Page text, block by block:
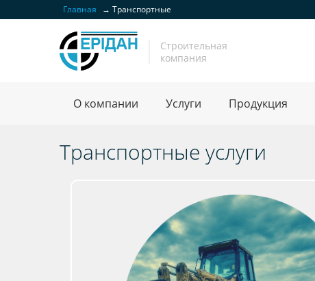
Главная → Транспортные
Строительная
компания
О компании Услуги Продукция
Транспортные услуги